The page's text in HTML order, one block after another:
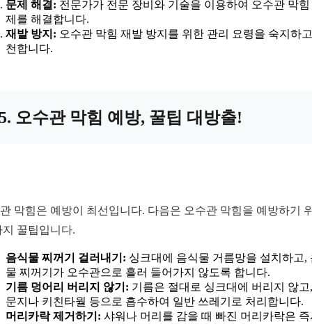
문제 해결: 전문가가 전문 장비와 기술을 이용하여 오수관 막힘
제를 해결합니다.
재발 방지: 오수관 막힘 재발 방지를 위한 관리 요령을 숙지하
천합니다.
오수관 막힘 예방, 꿀팁 대방출!
막힘은 예방이 최선입니다. 다음은 오수관 막힘을 예방하기
지 꿀팁입니다.
음식물 찌꺼기 걸러내기: 싱크대에 음식물 거름망을 설치하고,
물 찌꺼기가 오수관으로 흘러 들어가지 않도록 합니다.
기름 덩어리 버리지 않기: 기름은 절대로 싱크대에 버리지 않고
문지나 키친타월 등으로 흡수하여 일반 쓰레기로 처리합니다.
머리카락 제거하기: 샤워나 머리를 감을 때 빠진 머리카락은 즉